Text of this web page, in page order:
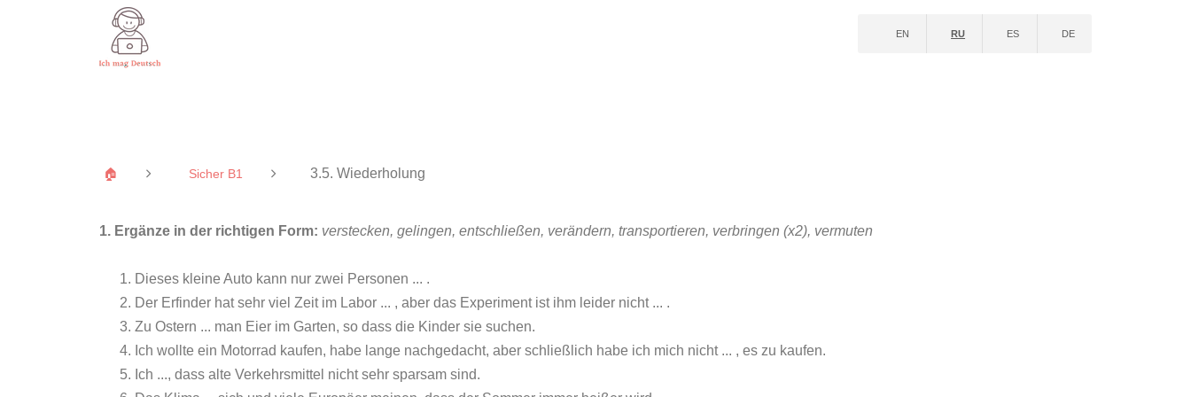
EN RU ES DE
🏠 Sicher B1 3.5. Wiederholung
1. Ergänze in der richtigen Form: verstecken, gelingen, entschließen, verändern, transportieren, verbringen (x2), vermuten
Dieses kleine Auto kann nur zwei Personen ... .
Der Erfinder hat sehr viel Zeit im Labor ... , aber das Experiment ist ihm leider nicht ... .
Zu Ostern ... man Eier im Garten, so dass die Kinder sie suchen.
Ich wollte ein Motorrad kaufen, habe lange nachgedacht, aber schließlich habe ich mich nicht ... , es zu kaufen.
Ich ..., dass alte Verkehrsmittel nicht sehr sparsam sind.